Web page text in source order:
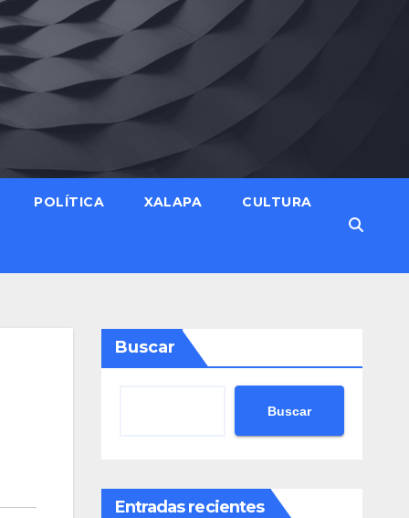
POLÍTICA XALAPA CULTURA
Buscar
Buscar
Entradas recientes